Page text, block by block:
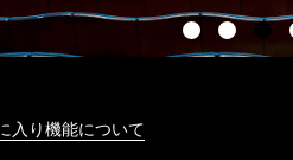
入り機能について